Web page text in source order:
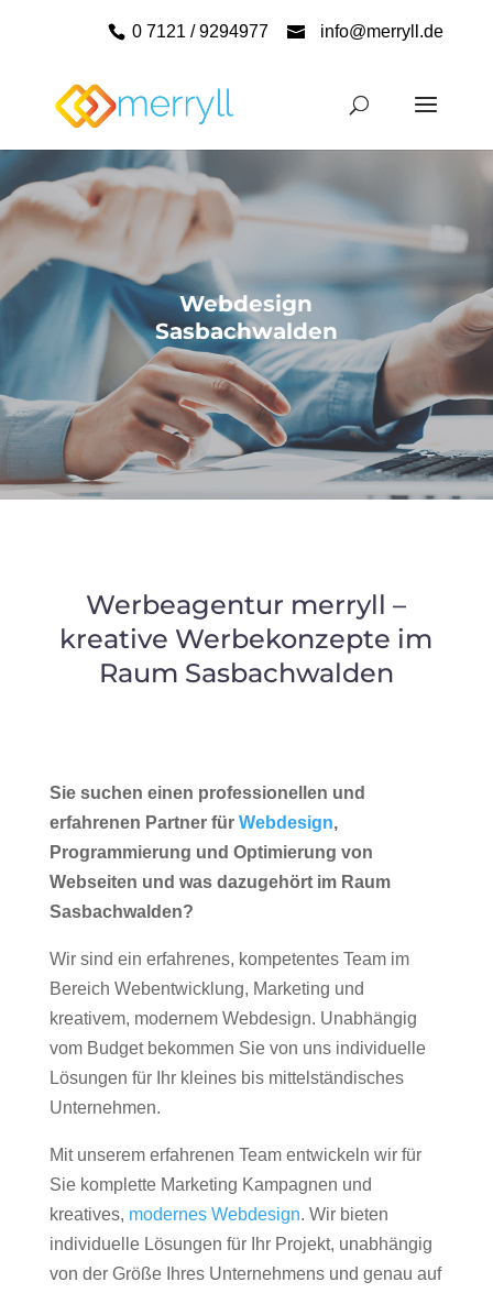
0 7121 / 9294977 info@merryll.de
Webdesign
Sasbachwalden
Werbeagentur merryll –
kreative Werbekonzepte im
Raum Sasbachwalden
Sie suchen einen professionellen und
erfahrenen Partner für Webdesign,
Programmierung und Optimierung von
Webseiten und was dazugehört im Raum
Sasbachwalden?
Wir sind ein erfahrenes, kompetentes Team im
Bereich Webentwicklung, Marketing und
kreativem, modernem Webdesign. Unabhängig
vom Budget bekommen Sie von uns individuelle
Lösungen für Ihr kleines bis mittelständisches
Unternehmen.
Mit unserem erfahrenen Team entwickeln wir für
Sie komplette Marketing Kampagnen und
kreatives, modernes Webdesign. Wir bieten
individuelle Lösungen für Ihr Projekt, unabhängig
von der Größe Ihres Unternehmens und genau auf